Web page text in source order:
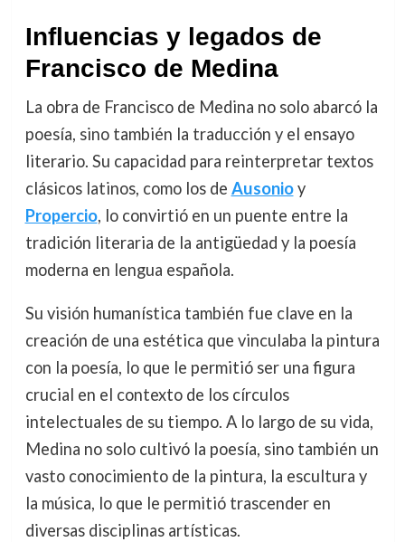
Influencias y legados de
Francisco de Medina
La obra de Francisco de Medina no solo abarcó la
poesía, sino también la traducción y el ensayo
literario. Su capacidad para reinterpretar textos
clásicos latinos, como los de Ausonioy
Propercio, lo convirtió en un puente entre la
tradición literaria de la antigüedad y la poesía
moderna en lengua española.
Su visión humanística también fue clave en la
creación de una estética que vinculaba la pintura
con la poesía, lo que le permitió ser una figura
crucial en el contexto de los círculos
intelectuales de su tiempo. A lo largo de su vida,
Medina no solo cultivó la poesía, sino también un
vasto conocimiento de la pintura, la escultura y
la música, lo que le permitió trascender en
diversas disciplinas artísticas.